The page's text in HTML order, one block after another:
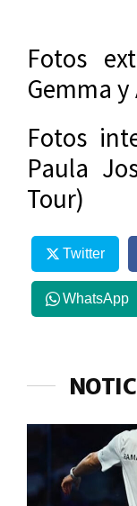
Fotos
Gemma
Fotos
Paula
Tour)
Twitter
WhatsApp